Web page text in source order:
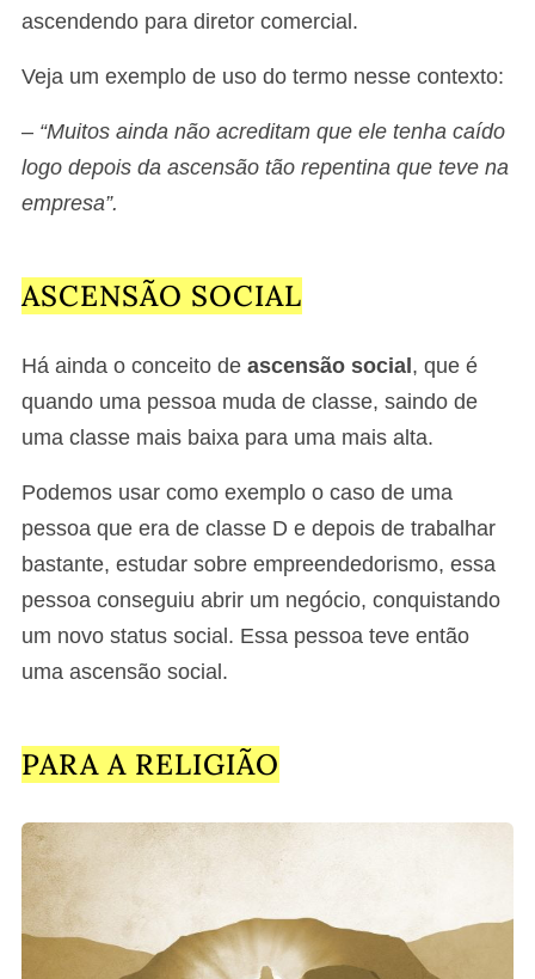
ascendendo para diretor comercial.
Veja um exemplo de uso do termo nesse contexto:
– “Muitos ainda não acreditam que ele tenha caído
logo depois da ascensão tão repentina que teve na
empresa”.
ASCENSÃO SOCIAL
Há ainda o conceito de ascensão social , que é
quando uma pessoa muda de classe, saindo de
uma classe mais baixa para uma mais alta.
Podemos usar como exemplo o caso de uma
pessoa que era de classe D e depois de trabalhar
bastante, estudar sobre empreendedorismo, essa
pessoa conseguiu abrir um negócio, conquistando
um novo status social. Essa pessoa teve então
uma ascensão social.
PARA A RELIGIÃO